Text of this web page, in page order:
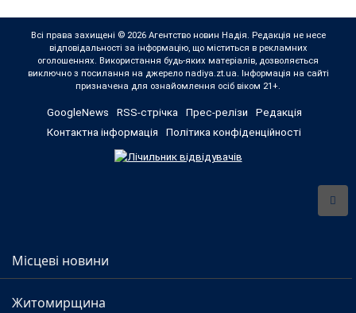
Всі права захищені © 2026 Агентство новин Надія. Редакція не несе
відповідальності за інформацію, що міститься в рекламних
оголошеннях. Використання будь-яких матеріалів, дозволяється
виключно з посилання на джерело nadiya.zt.ua. Інформація на сайті
призначена для ознайомлення осіб віком 21+.
GoogleNews RSS-стрічка Прес-релізи
Редакція
Контактна інформація
Політика конфіденційності
Місцеві новини
Житомирщина